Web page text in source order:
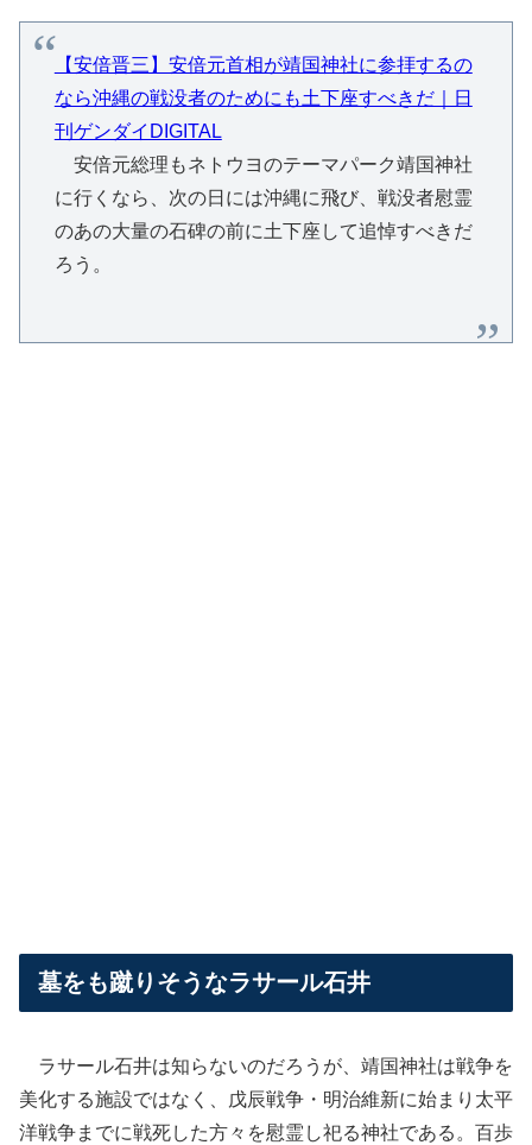
【安倍晋三】安倍元首相が靖国神社に参拝するの
なら沖縄の戦没者のためにも土下座すべきだ｜日
刊ゲンダイDIGITAL
安倍元総理もネトウヨのテーマパーク靖国神社
に行くなら、次の日には沖縄に飛び、戦没者慰霊
のあの大量の石碑の前に土下座して追悼すべきだ
ろう。
墓をも蹴りそうなラサール石井
ラサール石井は知らないのだろうが、靖国神社は戦争を
美化する施設ではなく、戊辰戦争・明治維新に始まり太平
洋戦争までに戦死した方々を慰霊し祀る神社である。百歩